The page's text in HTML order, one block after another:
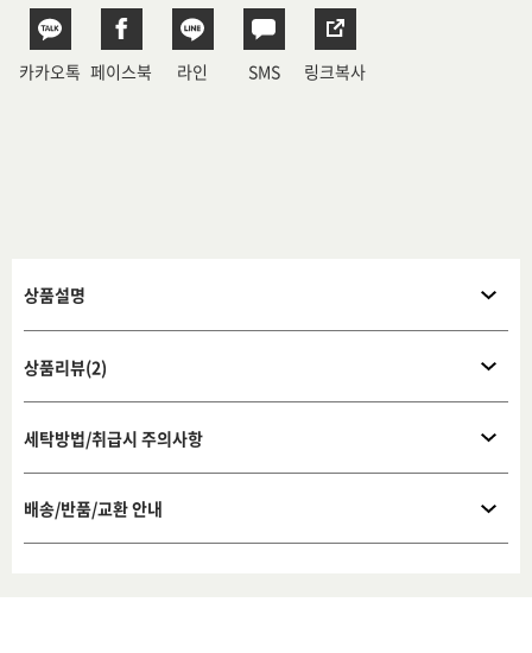
카카오톡 페이스북 라인 SMS 링크복사
상품설명
상품리뷰(2)
세탁방법/취급시 주의사항
배송/반품/교환 안내